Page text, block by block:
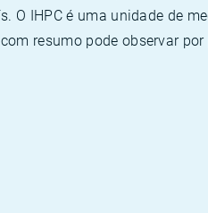
O IHPC é uma unidade de
resumo pode observar